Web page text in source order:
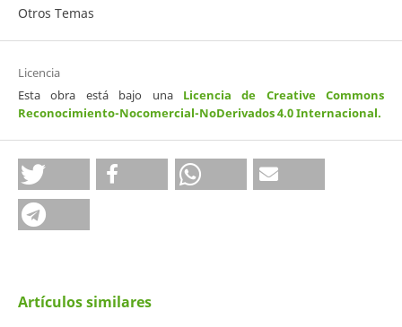
Otros Temas
Licencia
Esta obra está bajo una Licencia de Creative Commons
Reconocimiento-Nocomercial-NoDerivados 4.0 Internacional.
Artículos similares